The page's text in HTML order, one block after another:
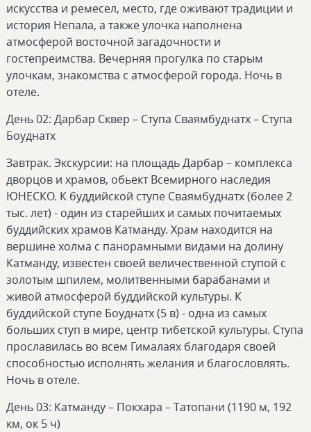
искусства и ремесел, место, где оживают традиции и
история Непала, а также улочка наполнена
атмосферой восточной загадочности и
гостепреимства. Вечерняя прогулка по старым
улочкам, знакомства с атмосферой города. Ночь в
отеле.
День 02: Дарбар Сквер – Ступа Сваямбуднатх – Ступа
Боуднатх
Завтрак. Экскурсии: на площадь Дарбар – комплекса
дворцов и храмов, обьект Всемирного наследия
ЮНЕСКО. К буддийской ступе Сваямбуднатх (более 2
тыс. лет) - один из старейших и самых почитаемых
буддийских храмов Катманду. Храм находится на
вершине холма с панорамными видами на долину
Катманду, известен своей величественной ступой с
золотым шпилем, молитвенными барабанами и
живой атмосферой буддийской культуры. К
буддийской ступе Боуднатх (5 в) - одна из самых
больших ступ в мире, центр тибетской культуры. Ступа
прославилась во всем Гималаях благодаря своей
способностью исполнять желания и благословлять.
Ночь в отеле.
День 03: Катманду – Покхара – Татопани (1190 м, 192
км, ок 5 ч)